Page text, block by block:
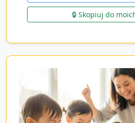
🔒 Skopiuj do